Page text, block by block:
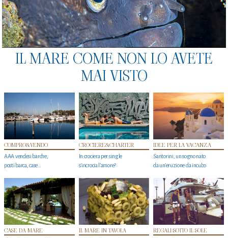
IL MARE COME NON LO AVETE
MAI VISTO
COMPRO&VENDO
AAA vendesi barche,
posti barca, case…
CROCIERE&CHARTER
In crociera per single
s'incrocia l’amore?
IDEE PER LA VACANZA
Santorini, un sogno nato
da un’eruzione da incubo
CASE DA MARE IL MARE IN TAVOLA REGALI SOTTO IL SOLE